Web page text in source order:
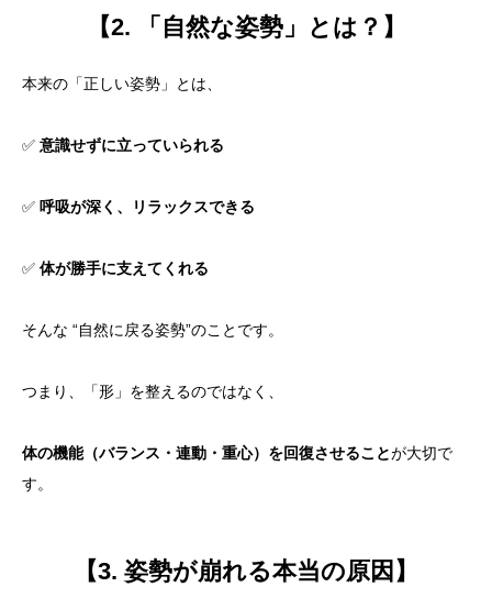
【2. 「自然な姿勢」とは？】
本来の「正しい姿勢」とは、
✅ 意識せずに立っていられる
✅ 呼吸が深く、リラックスできる
✅ 体が勝手に支えてくれる
そんな “自然に戻る姿勢”のことです。
つまり、「形」を整えるのではなく、
体の機能（バランス・連動・重心）を回復させることが大切で
す。
【3. 姿勢が崩れる本当の原因】